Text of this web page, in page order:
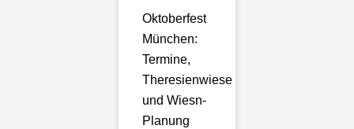
Oktoberfest
München:
Termine,
Theresienwiese
und Wiesn-
Planung